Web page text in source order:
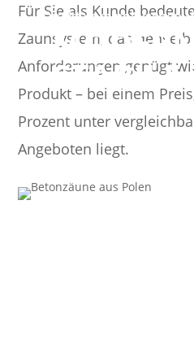
Direkt vom polnischen
STABILE
Für Sie als Kunde
Zaunsystem, das
Anforderungen genügt
Produkt – bei einem
Prozent unter
Angeboten liegt.